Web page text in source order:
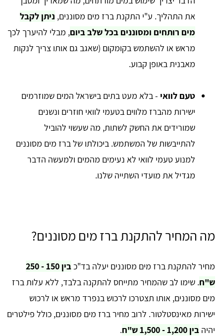
את התהליך. ע"י התקנת ברז מים מסוננים, ניתן לקבל
מים רותחים ומסוננים בכל שלב ביום, מבלי להיערך לכך
מראש או להשתמש בקומקום (שאגב גם אותו צריך לנקות
מאבנית באופן קבוע.
טעם לוואי - בלא מעט בתים בישראל המים שמוזרמים
ישירות מהברז מלווים בטעמי לוואי חוזרים ונשנים
שמורידים את החשק לשתות, מה שעשוי להוביל
להתייבשות של המשתמש. ביכולתו של ברז מים מסוננים
למנוע טעמי לוואי לא נעימים מהמים ולמעשה הדבר
מגדיל את מועדי השתייה שלנו.
מה המחיר להתקנת ברז מים מסוננים?
מחיר להתקנת ברז מים מסוננים יעלה בד"כ
בין 150 - 250
ש"ח. שימו לב שהמחיר מתייחס להתקנה בלבד, ללא עלות ברז
מים מסוננים, אותו תצטרכו לרכוש בנפרד מראש או לרכוש
ישירות מאינסטלטור. לרוב מחיר ברז מים מסוננים, כולל פילטרים
יהיה בין 1,200 - 1,500 ש"ח .